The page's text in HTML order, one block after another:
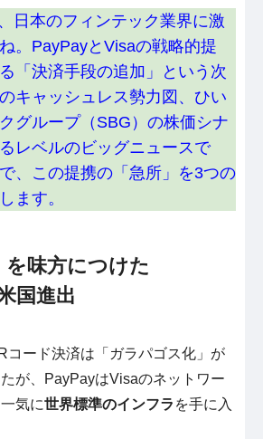
日本のフィンテック業界に激
。PayPayとVisaの戦略的提
「決済手段の追加」という次
キャッシュレス勢力図、ひい
グループ（SBG）の株価シナ
レベルのビッグニュースで
、この提携の「急所」を3つの
ます。
を味方につけた
国進出
コード決済は「ガラパゴス化」が
が、PayPayはVisaのネットワー
気に世界標準のインフラ を手に入